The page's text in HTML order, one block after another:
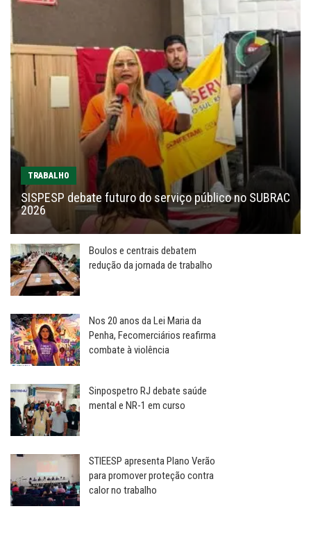
TRABALHO
SISPESP debate futuro do serviço público no SUBRAC
2026
Boulos e centrais debatem
redução da jornada de trabalho
Nos 20 anos da Lei Maria da
Penha, Fecomerciários reafirma
combate à violência
Sinpospetro RJ debate saúde
mental e NR-1 em curso
STIEESP apresenta Plano Verão
para promover proteção contra
calor no trabalho